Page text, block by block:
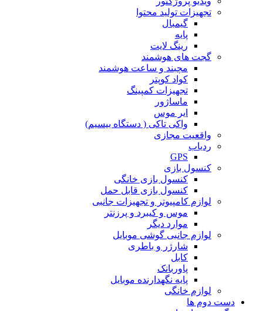
تجهیزات تولید محتوا
گیمبال
پایه
رینگ لایت
گجت های هوشمند
مچبند و ساعت هوشمند
کواد کوپتر
تجهیزات کمپینگ
ماساژور
ایر موس
واکی تاکی ( دستگاه بیسیم)
واقعیت مجازی
ردیاب
GPS
کنسول بازی
کنسول بازی خانگی
کنسول بازی قابل حمل
لوازم کامپیوتر و تجهیزات جانبی
موس و کیبرد و پرزنتر
موارد دیگر
لوازم جانبی گوشی موبایل
شارژر و باطری
کابل
پاوربانک
پایه نگهدارنده موبایل
لوازم خانگی
دست دوم ها